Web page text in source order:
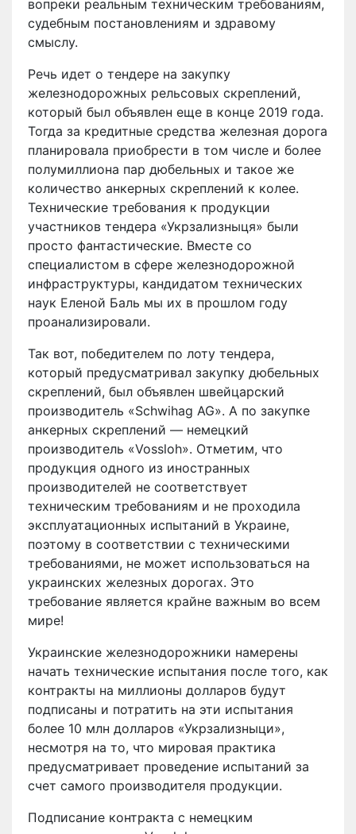
вопреки реальным техническим требованиям,
судебным постановлениям и здравому
смыслу.
Речь идет о тендере на закупку
железнодорожных рельсовых скреплений,
который был объявлен еще в конце 2019 года.
Тогда за кредитные средства железная дорога
планировала приобрести в том числе и более
полумиллиона пар дюбельных и такое же
количество анкерных скреплений к колее.
Технические требования к продукции
участников тендера «Укрзализныця» были
просто фантастические. Вместе со
специалистом в сфере железнодорожной
инфраструктуры, кандидатом технических
наук Еленой Баль мы их в прошлом году
проанализировали.
Так вот, победителем по лоту тендера,
который предусматривал закупку дюбельных
скреплений, был объявлен швейцарский
производитель «Schwihag AG». А по закупке
анкерных скреплений — немецкий
производитель «Vossloh». Отметим, что
продукция одного из иностранных
производителей не соответствует
техническим требованиям и не проходила
эксплуатационных испытаний в Украине,
поэтому в соответствии с техническими
требованиями, не может использоваться на
украинских железных дорогах. Это
требование является крайне важным во всем
мире!
Украинские железнодорожники намерены
начать технические испытания после того, как
контракты на миллионы долларов будут
подписаны и потратить на эти испытания
более 10 млн долларов «Укрзализныци»,
несмотря на то, что мировая практика
предусматривает проведение испытаний за
счет самого производителя продукции.
Подписание контракта с немецким